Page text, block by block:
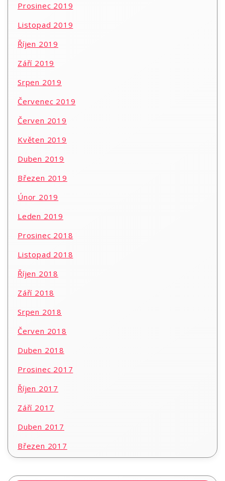
Prosinec 2019
Listopad 2019
Říjen 2019
Září 2019
Srpen 2019
Červenec 2019
Červen 2019
Květen 2019
Duben 2019
Březen 2019
Únor 2019
Leden 2019
Prosinec 2018
Listopad 2018
Říjen 2018
Září 2018
Srpen 2018
Červen 2018
Duben 2018
Prosinec 2017
Říjen 2017
Září 2017
Duben 2017
Březen 2017